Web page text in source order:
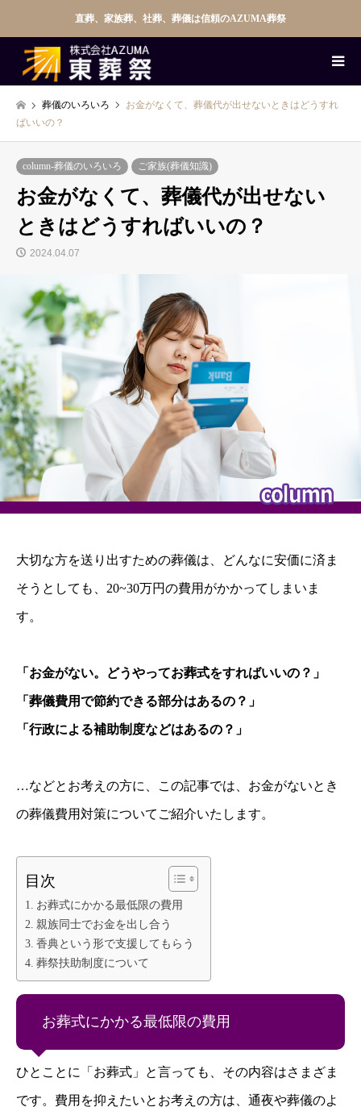
直葬、家族葬、社葬、葬儀は信頼のAZUMA葬祭
葬儀のいろいろ
お金がなくて、葬儀代が出せないときはどうすれ
ばいいの？
column-葬儀のいろいろ ご家族(葬儀知識)
お金がなくて、葬儀代が出せない
ときはどうすればいいの？
2024.04.07
大切な方を送り出すための葬儀は、どんなに安価に済ま
そうとしても、20~30万円の費用がかかってしまいま
す。
「お金がない。どうやってお葬式をすればいいの？」
「葬儀費用で節約できる部分はあるの？」
「行政による補助制度などはあるの？」
…などとお考えの方に、この記事では、お金がないとき
の葬儀費用対策についてご紹介いたします。
目次
お葬式にかかる最低限の費用
親族同士でお金を出し合う
香典という形で支援してもらう
葬祭扶助制度について
お葬式にかかる最低限の費用
ひとことに「お葬式」と言っても、その内容はさまざま
です。費用を抑えたいとお考えの方は、通夜や葬儀のよ